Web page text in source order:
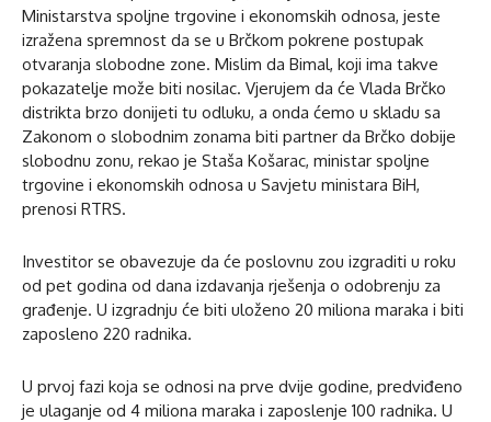
Ministarstva spoljne trgovine i ekonomskih odnosa, jeste
izražena spremnost da se u Brčkom pokrene postupak
otvaranja slobodne zone. Mislim da Bimal, koji ima takve
pokazatelje može biti nosilac. Vjerujem da će Vlada Brčko
distrikta brzo donijeti tu odluku, a onda ćemo u skladu sa
Zakonom o slobodnim zonama biti partner da Brčko dobije
slobodnu zonu, rekao je Staša Košarac, ministar spoljne
trgovine i ekonomskih odnosa u Savjetu ministara BiH,
prenosi RTRS.
Investitor se obavezuje da će poslovnu zou izgraditi u roku
od pet godina od dana izdavanja rješenja o odobrenju za
građenje. U izgradnju će biti uloženo 20 miliona maraka i biti
zaposleno 220 radnika.
U prvoj fazi koja se odnosi na prve dvije godine, predviđeno
je ulaganje od 4 miliona maraka i zaposlenje 100 radnika. U